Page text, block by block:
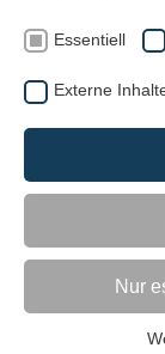
Essentiell
Externe
Nur